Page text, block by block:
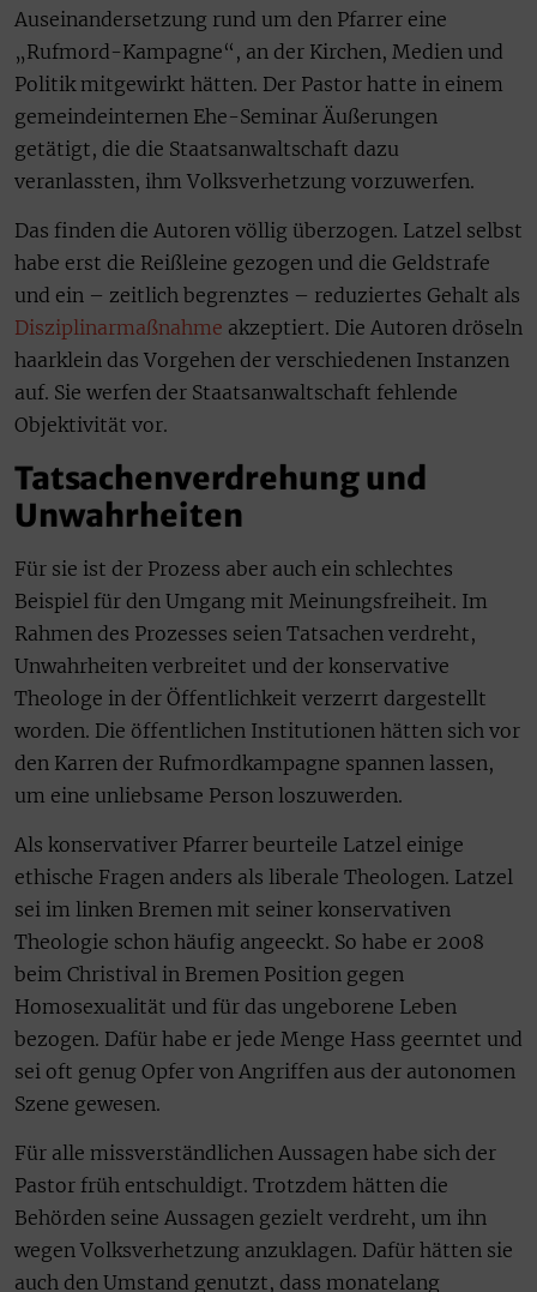
Auseinandersetzung rund um den Pfarrer eine
„Rufmord-Kampagne“, an der Kirchen, Medien und
Politik mitgewirkt hätten. Der Pastor hatte in einem
gemeindeinternen Ehe-Seminar Äußerungen
getätigt, die die Staatsanwaltschaft dazu
veranlassten, ihm Volksverhetzung vorzuwerfen.
Das finden die Autoren völlig überzogen. Latzel selbst
habe erst die Reißleine gezogen und die Geldstrafe
und ein – zeitlich begrenztes – reduziertes Gehalt als
Disziplinarmaßnahme akzeptiert. Die Autoren dröseln
haarklein das Vorgehen der verschiedenen Instanzen
auf. Sie werfen der Staatsanwaltschaft fehlende
Objektivität vor.
Tatsachenverdrehung und
Unwahrheiten
Für sie ist der Prozess aber auch ein schlechtes
Beispiel für den Umgang mit Meinungsfreiheit. Im
Rahmen des Prozesses seien Tatsachen verdreht,
Unwahrheiten verbreitet und der konservative
Theologe in der Öffentlichkeit verzerrt dargestellt
worden. Die öffentlichen Institutionen hätten sich vor
den Karren der Rufmordkampagne spannen lassen,
um eine unliebsame Person loszuwerden.
Als konservativer Pfarrer beurteile Latzel einige
ethische Fragen anders als liberale Theologen. Latzel
sei im linken Bremen mit seiner konservativen
Theologie schon häufig angeeckt. So habe er 2008
beim Christival in Bremen Position gegen
Homosexualität und für das ungeborene Leben
bezogen. Dafür habe er jede Menge Hass geerntet und
sei oft genug Opfer von Angriffen aus der autonomen
Szene gewesen.
Für alle missverständlichen Aussagen habe sich der
Pastor früh entschuldigt. Trotzdem hätten die
Behörden seine Aussagen gezielt verdreht, um ihn
wegen Volksverhetzung anzuklagen. Dafür hätten sie
auch den Umstand genutzt, dass monatelang